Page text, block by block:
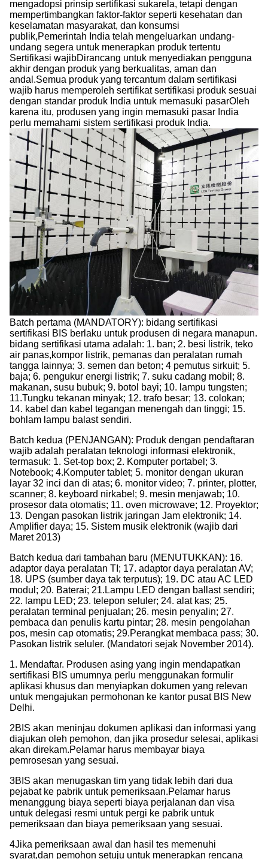
mengadopsi prinsip sertifikasi sukarela, tetapi dengan
mempertimbangkan faktor-faktor seperti kesehatan dan
keselamatan masyarakat, dan konsumsi
publik,Pemerintah India telah mengeluarkan undang-
undang segera untuk menerapkan produk tertentu
Sertifikasi wajibDirancang untuk menyediakan pengguna
akhir dengan produk yang berkualitas, aman dan
andal.Semua produk yang tercantum dalam sertifikasi
wajib harus memperoleh sertifikat sertifikasi produk sesuai
dengan standar produk India untuk memasuki pasarOleh
karena itu, produsen yang ingin memasuki pasar India
perlu memahami sistem sertifikasi produk India.
Batch pertama (MANDATORY): bidang sertifikasi
sertifikasi BIS berlaku untuk produsen di negara manapun.
bidang sertifikasi utama adalah: 1. ban; 2. besi listrik, teko
air panas,kompor listrik, pemanas dan peralatan rumah
tangga lainnya; 3. semen dan beton; 4 pemutus sirkuit; 5.
baja; 6. pengukur energi listrik; 7. suku cadang mobil; 8.
makanan, susu bubuk; 9. botol bayi; 10. lampu tungsten;
11.Tungku tekanan minyak; 12. trafo besar; 13. colokan;
14. kabel dan kabel tegangan menengah dan tinggi; 15.
bohlam lampu balast sendiri.
Batch kedua (PENJANGAN): Produk dengan pendaftaran
wajib adalah peralatan teknologi informasi elektronik,
termasuk: 1. Set-top box; 2. Komputer portabel; 3.
Notebook; 4.Komputer tablet; 5. monitor dengan ukuran
layar 32 inci dan di atas; 6. monitor video; 7. printer, plotter,
scanner; 8. keyboard nirkabel; 9. mesin menjawab; 10.
prosesor data otomatis; 11. oven microwave; 12. Proyektor;
13. Dengan pasokan listrik jaringan Jam elektronik; 14.
Amplifier daya; 15. Sistem musik elektronik (wajib dari
Maret 2013)
Batch kedua dari tambahan baru (MENUTUKKAN): 16.
adaptor daya peralatan TI; 17. adaptor daya peralatan AV;
18. UPS (sumber daya tak terputus); 19. DC atau AC LED
modul; 20. Baterai; 21.Lampu LED dengan ballast sendiri;
22. lampu LED; 23. telepon seluler; 24. alat kas; 25.
peralatan terminal penjualan; 26. mesin penyalin; 27.
pembaca dan penulis kartu pintar; 28. mesin pengolahan
pos, mesin cap otomatis; 29.Perangkat membaca pass; 30.
Pasokan listrik seluler. (Mandatori sejak November 2014).
1. Mendaftar. Produsen asing yang ingin mendapatkan
sertifikasi BIS umumnya perlu menggunakan formulir
aplikasi khusus dan menyiapkan dokumen yang relevan
untuk mengajukan permohonan ke kantor pusat BIS New
Delhi.
2BIS akan meninjau dokumen aplikasi dan informasi yang
diajukan oleh pemohon, dan jika prosedur selesai, aplikasi
akan direkam.Pelamar harus membayar biaya
pemrosesan yang sesuai.
3BIS akan menugaskan tim yang tidak lebih dari dua
pejabat ke pabrik untuk pemeriksaan.Pelamar harus
menanggung biaya seperti biaya perjalanan dan visa
untuk delegasi resmi untuk pergi ke pabrik untuk
pemeriksaan dan biaya pemeriksaan yang sesuai.
4Jika pemeriksaan awal dan hasil tes memenuhi
syarat,dan pemohon setuju untuk menerapkan rencana